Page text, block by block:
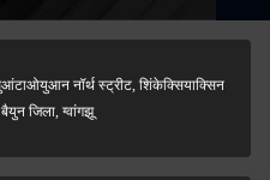
नॉर्थ स्ट्रीट, शिंकेक्सियाक्सिन
जिला, ग्वांगझू